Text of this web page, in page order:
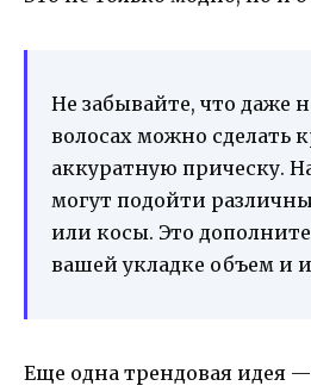
Не забывайте, что даже
волосах можно сделать
аккуратную прическу.
могут подойти
или косы. Это
вашей укладке объем и
Еще одна трендовая идея